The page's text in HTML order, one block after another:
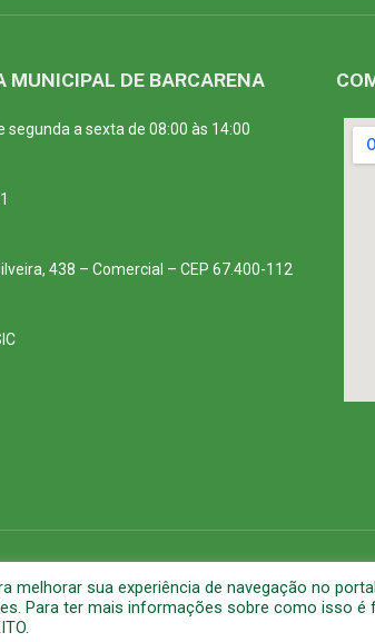
MUNICIPAL DE BARCARENA
a sexta de 08:00 às 14:00
438 – Comercial – CEP 67.400-112
melhorar sua experiência de navegação no
Para ter mais informações sobre como isso é